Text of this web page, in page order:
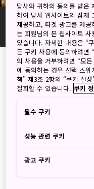
가가와
매력으로 가득한 섬의 자연
29 Results
당사와 귀하의 동의를 받은
하여 당사 웹사이트의 잠재
제공하고, 타겟 광고를 제
는 회원님의 본 웹사이트
있습니다. 자세한 내용은 “
든 쿠키 사용에 동의하려면
의 사용을 거부하려면 “모
에 동의하는 경우 선택 스
책” 제3조 2항의 “쿠키 설
철회할 수 있습니다. 쿠키
필수 쿠키
성능 관련 쿠키
광고 쿠키